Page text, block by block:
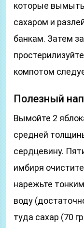
которые вымыты
сахаром и
банкам. Затем
компотом
Полезный
Вымойте 2
средней
сердцевину.
имбиря
нарежьте
воду
туда сахар (70